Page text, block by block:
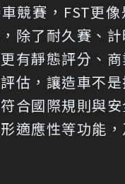
競賽，FST更
除了耐久賽、
有靜態評分、
估，讓造車不
合國際規則與
適應性等功能